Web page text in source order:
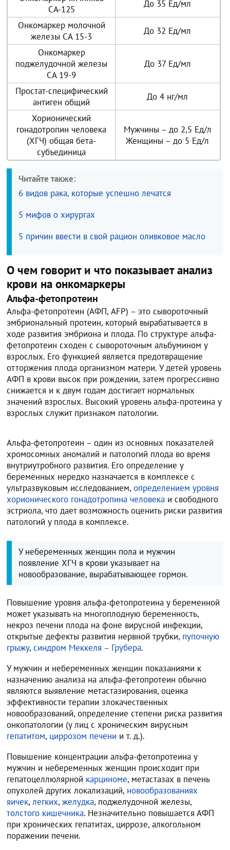
СА-125
До 35 Ед/мл
Онкомаркер молочной
железы СА 15-3
До 32 Ед/мл
Онкомаркер
поджелудочной железы
СА 19-9
До 37 Ед/мл
Простат-специфический
антиген общий
До 4 нг/мл
Хорионический
гонадотропин человека
(ХГЧ) общая бета-
субъединица
Мужчины – до 2,5 Ед/л
Женщины – до 5 Ед/л
Читайте также:
6 видов рака, которые успешно лечатся
5 мифов о хирургах
5 причин ввести в свой рацион оливковое масло
О чем говорит и что показывает анализ
крови на онкомаркеры
Альфа-фетопротеин
Альфа-фетопротеин (АФП, AFP) – это сывороточный
эмбриональный протеин, который вырабатывается в
ходе развития эмбриона и плода. По структуре альфа-
фетопротеин сходен с сывороточным альбумином у
взрослых. Его функцией является предотвращение
отторжения плода организмом матери. У детей уровень
АФП в крови высок при рождении, затем прогрессивно
снижается и к двум годам достигает нормальных
значений взрослых. Высокий уровень альфа-протеина у
взрослых служит признаком патологии.
Альфа-фетопротеин – один из основных показателей
хромосомных аномалий и патологий плода во время
внутриутробного развития. Его определение у
беременных нередко назначается в комплексе с
ультразвуковым исследованием,определением уровня
хорионического гонадотропина человека и свободного
эстриола, что дает возможность оценить риски развития
патологий у плода в комплексе.
У небеременных женщин пола и мужчин
появление ХГЧ в крови указывает на
новообразование, вырабатывающее гормон.
Повышение уровня альфа-фетопротеина у беременной
может указывать на многоплодную беременность,
некроз печени плода на фоне вирусной инфекции,
открытые дефекты развития нервной трубки, пупочную
грыжу,синдром Меккеля – Грубера.
У мужчин и небеременных женщин показаниями к
назначению анализа на альфа-фетопротеин обычно
являются выявление метастазирования, оценка
эффективности терапии злокачественных
новообразований, определение степени риска развития
онкопатологии (у лиц с хроническим вирусным
гепатитом, циррозом печени и т. д.).
Повышение концентрации альфа-фетопротеина у
мужчин и небеременных женщин происходит при
гепатоцеллюлярной карциноме, метастазах в печень
опухолей других локализаций, новообразованиях
яичек,легких,желудка, поджелудочной железы,
толстого кишечника. Незначительно повышается АФП
при хронических гепатитах, циррозе, алкогольном
поражении печени.